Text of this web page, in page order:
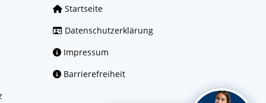
Startseite
Datenschutzerklärung
Impressum
Barrierefreiheit